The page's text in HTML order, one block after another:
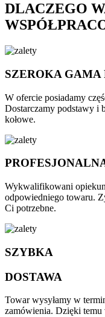
DLACZEGO
SZEROKA GAMA
W ofercie posiadamy
Dostarczamy podstawy i
kołowe.
Wykwalifikowani
odpowiedniego towaru.
Ci potrzebne.
SZYBKA
DOSTAWA
Towar wysyłamy w
zamówienia. Dzięki temu